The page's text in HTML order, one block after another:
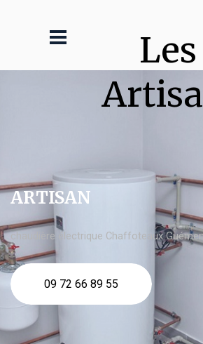
Les
ARTISAN
chaudière électrique Chaffoteaux
09 72 66 89 55